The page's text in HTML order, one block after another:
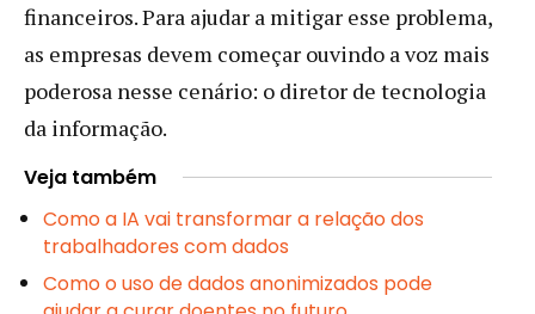
financeiros. Para ajudar a mitigar esse problema,
as empresas devem começar ouvindo a voz mais
poderosa nesse cenário: o diretor de tecnologia
da informação.
Veja também
Como a IA vai transformar a relação dos
trabalhadores com dados
Como o uso de dados anonimizados pode